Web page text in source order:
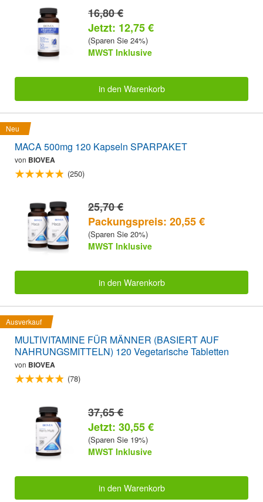
16,80 €
Jetzt: 12,75 €
(Sparen Sie 24%)
MWST Inklusive
in den Warenkorb
Neu
MACA 500mg 120 Kapseln SPARPAKET
von BIOVEA
(250)
25,70 €
Packungspreis: 20,55 €
(Sparen Sie 20%)
MWST Inklusive
in den Warenkorb
Ausverkauf
MULTIVITAMINE FÜR MÄNNER (BASIERT AUF
NAHRUNGSMITTELN) 120 Vegetarische Tabletten
von BIOVEA
(78)
37,65 €
Jetzt: 30,55 €
(Sparen Sie 19%)
MWST Inklusive
in den Warenkorb